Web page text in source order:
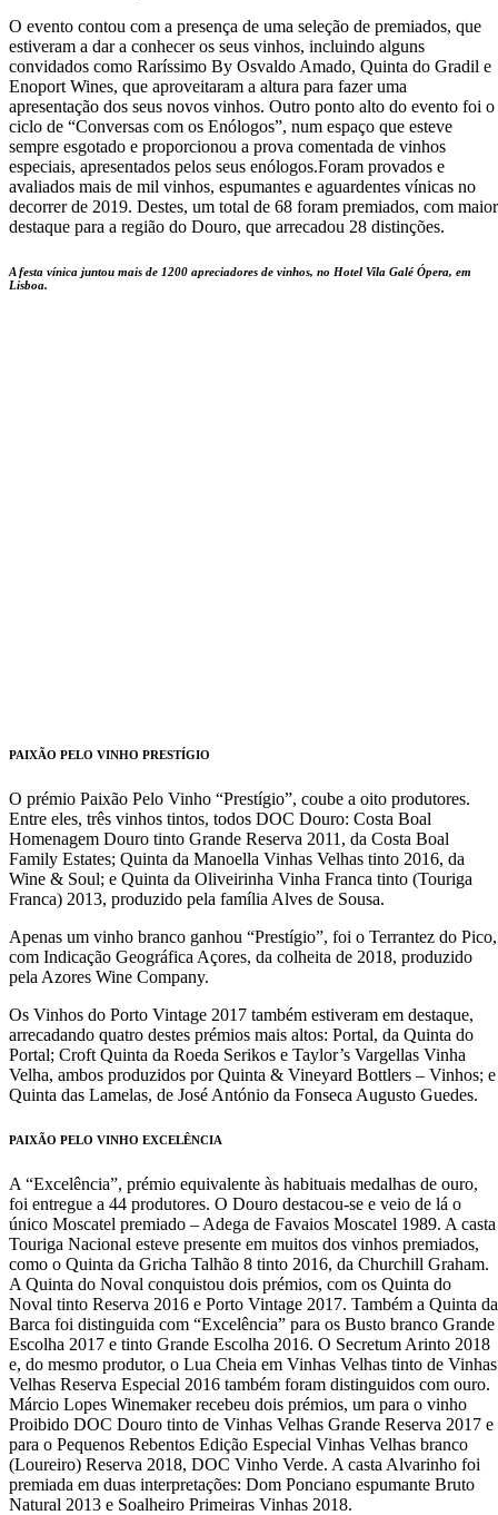
O evento contou com a presença de uma seleção de premiados, que
estiveram a dar a conhecer os seus vinhos, incluindo alguns
convidados como Raríssimo By Osvaldo Amado, Quinta do Gradil e
Enoport Wines, que aproveitaram a altura para fazer uma
apresentação dos seus novos vinhos. Outro ponto alto do evento foi o
ciclo de “Conversas com os Enólogos”, num espaço que esteve
sempre esgotado e proporcionou a prova comentada de vinhos
especiais, apresentados pelos seus enólogos.Foram provados e
avaliados mais de mil vinhos, espumantes e aguardentes vínicas no
decorrer de 2019. Destes, um total de 68 foram premiados, com maior
destaque para a região do Douro, que arrecadou 28 distinções.
A festa vínica juntou mais de 1200 apreciadores de vinhos, no Hotel Vila Galé Ópera, em
Lisboa.
PAIXÃO PELO VINHO PRESTÍGIO
O prémio Paixão Pelo Vinho “Prestígio”, coube a oito produtores.
Entre eles, três vinhos tintos, todos DOC Douro: Costa Boal
Homenagem Douro tinto Grande Reserva 2011, da Costa Boal
Family Estates; Quinta da Manoella Vinhas Velhas tinto 2016, da
Wine & Soul; e Quinta da Oliveirinha Vinha Franca tinto (Touriga
Franca) 2013, produzido pela família Alves de Sousa.
Apenas um vinho branco ganhou “Prestígio”, foi o Terrantez do Pico,
com Indicação Geográfica Açores, da colheita de 2018, produzido
pela Azores Wine Company.
Os Vinhos do Porto Vintage 2017 também estiveram em destaque,
arrecadando quatro destes prémios mais altos: Portal, da Quinta do
Portal; Croft Quinta da Roeda Serikos e Taylor’s Vargellas Vinha
Velha, ambos produzidos por Quinta & Vineyard Bottlers – Vinhos; e
Quinta das Lamelas, de José António da Fonseca Augusto Guedes.
PAIXÃO PELO VINHO EXCELÊNCIA
A “Excelência”, prémio equivalente às habituais medalhas de ouro,
foi entregue a 44 produtores. O Douro destacou-se e veio de lá o
único Moscatel premiado – Adega de Favaios Moscatel 1989. A casta
Touriga Nacional esteve presente em muitos dos vinhos premiados,
como o Quinta da Gricha Talhão 8 tinto 2016, da Churchill Graham.
A Quinta do Noval conquistou dois prémios, com os Quinta do
Noval tinto Reserva 2016 e Porto Vintage 2017. Também a Quinta da
Barca foi distinguida com “Excelência” para os Busto branco Grande
Escolha 2017 e tinto Grande Escolha 2016. O Secretum Arinto 2018
e, do mesmo produtor, o Lua Cheia em Vinhas Velhas tinto de Vinhas
Velhas Reserva Especial 2016 também foram distinguidos com ouro.
Márcio Lopes Winemaker recebeu dois prémios, um para o vinho
Proibido DOC Douro tinto de Vinhas Velhas Grande Reserva 2017 e
para o Pequenos Rebentos Edição Especial Vinhas Velhas branco
(Loureiro) Reserva 2018, DOC Vinho Verde. A casta Alvarinho foi
premiada em duas interpretações: Dom Ponciano espumante Bruto
Natural 2013 e Soalheiro Primeiras Vinhas 2018.